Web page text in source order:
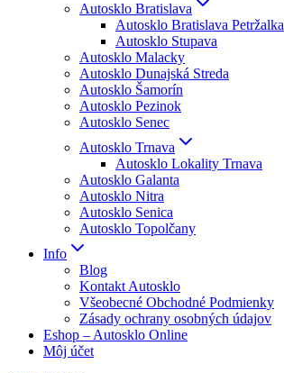
Autosklo Bratislava
Autosklo Bratislava Petržalka
Autosklo Stupava
Autosklo Malacky
Autosklo Dunajská Streda
Autosklo Šamorín
Autosklo Pezinok
Autosklo Senec
Autosklo Trnava
Autosklo Lokality Trnava
Autosklo Galanta
Autosklo Nitra
Autosklo Senica
Autosklo Topolčany
Info
Blog
Kontakt Autosklo
Všeobecné Obchodné Podmienky
Zásady ochrany osobných údajov
Eshop – Autosklo Online
Môj účet